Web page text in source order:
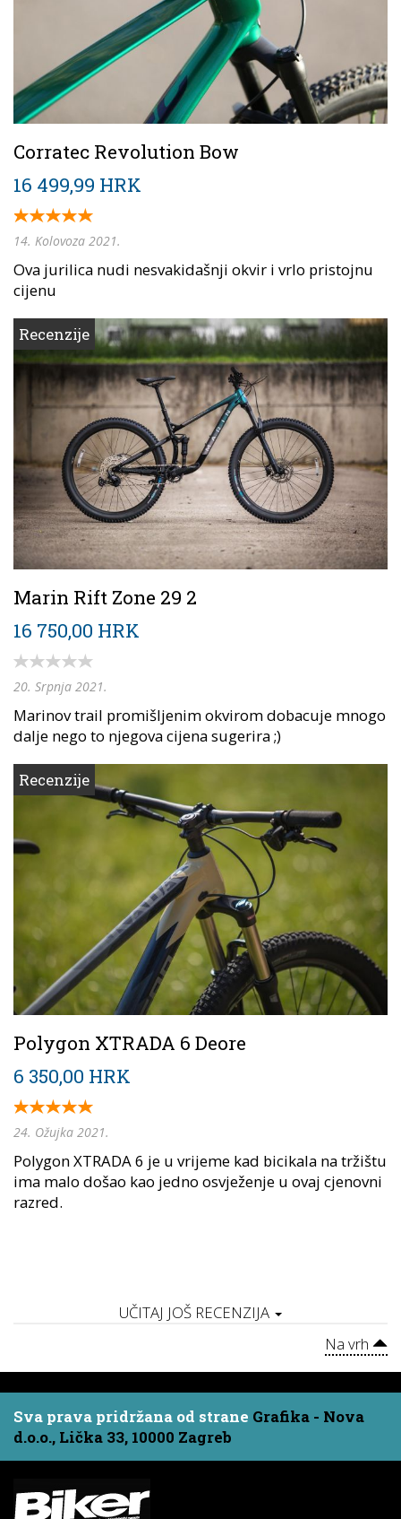
Corratec Revolution Bow
16 499,99 HRK
14. Kolovoza 2021.
Ova jurilica nudi nesvakidašnji okvir i vrlo pristojnu
cijenu
Recenzije
Marin Rift Zone 29 2
16 750,00 HRK
20. Srpnja 2021.
Marinov trail promišljenim okvirom dobacuje mnogo
dalje nego to njegova cijena sugerira ;)
Recenzije
Polygon XTRADA 6 Deore
6 350,00 HRK
24. Ožujka 2021.
Polygon XTRADA 6 je u vrijeme kad bicikala na tržištu
ima malo došao kao jedno osvježenje u ovaj cjenovni
razred.
UČITAJ JOŠ RECENZIJA
Na vrh
Sva prava pridržana od strane Grafika - Nova
d.o.o., Lička 33, 10000 Zagreb